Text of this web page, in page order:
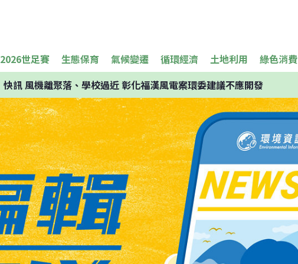
2026世足賽 生態保育 氣候變遷 循環經濟 土地利用 綠色消費
快訊風機離聚落、學校過近 彰化福漢風電案環委建議不應開發